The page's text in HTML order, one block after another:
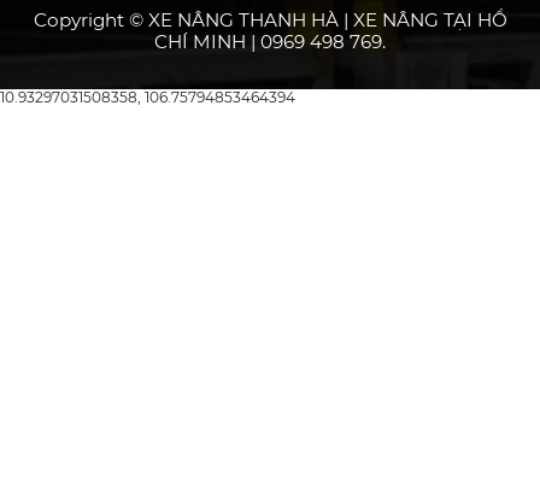
Copyright © XE NÂNG THANH HÀ | XE NÂNG TẠI HỒ
CHÍ MINH | 0969 498 769.
10.93297031508358, 106.75794853464394